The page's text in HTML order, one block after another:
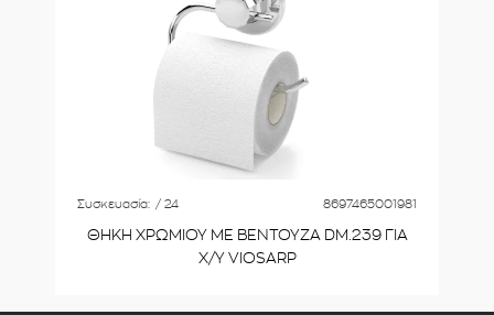
Συσκευασία: / 24 8697465001981
ΘΗΚΗ ΧΡΩΜΙΟΥ ΜΕ ΒΕΝΤΟΥΖΑ DM.239 ΓΙΑ
Χ/Υ VIOSARP